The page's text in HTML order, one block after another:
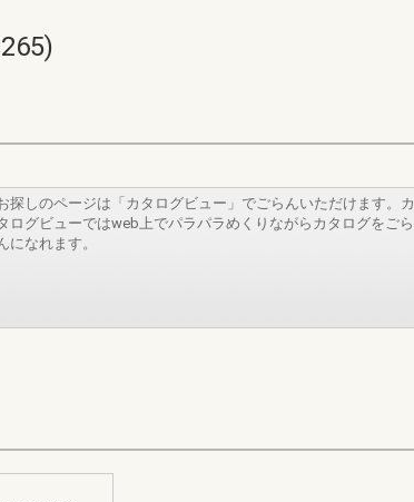
探しのページは「カタログビュー」でごらんいただけます。カ
ログビューではweb上でパラパラめくりながらカタログをごら
になれます。